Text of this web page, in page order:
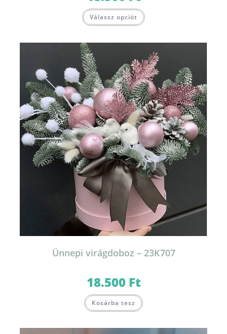
Válassz opciót
Ünnepi virágdoboz – 23K707
18.500 Ft
Kosárba tesz